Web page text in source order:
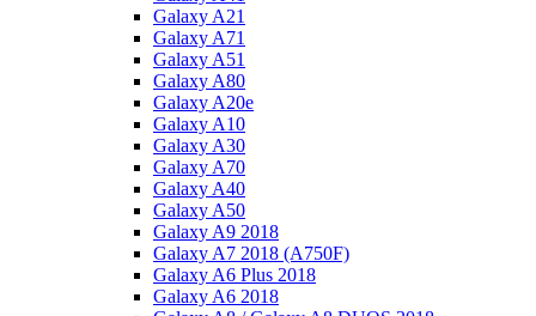
Galaxy A21
Galaxy A71
Galaxy A51
Galaxy A80
Galaxy A20e
Galaxy A10
Galaxy A30
Galaxy A70
Galaxy A40
Galaxy A50
Galaxy A9 2018
Galaxy A7 2018 (A750F)
Galaxy A6 Plus 2018
Galaxy A6 2018